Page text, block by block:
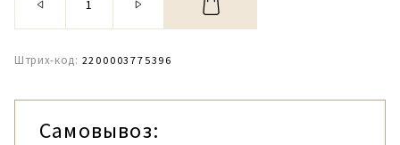
Штрих-код: 2200003775396
Самовывоз: